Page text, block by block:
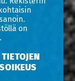
on